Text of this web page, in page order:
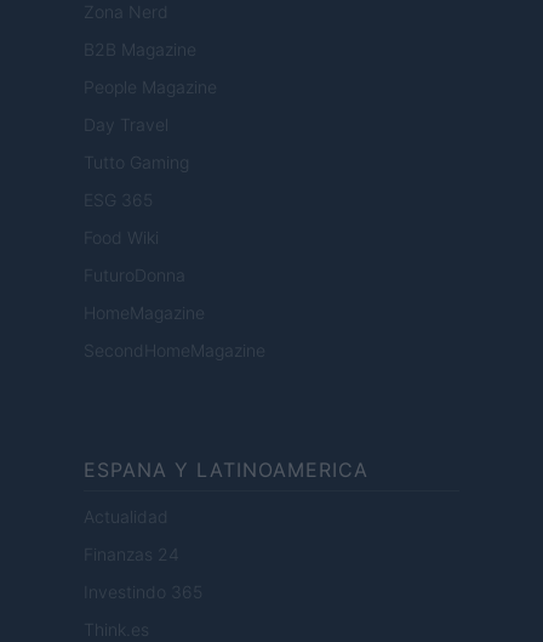
Zona Nerd
B2B Magazine
People Magazine
Day Travel
Tutto Gaming
ESG 365
Food Wiki
FuturoDonna
HomeMagazine
SecondHomeMagazine
ESPANA Y LATINOAMERICA
Actualidad
Finanzas 24
Investindo 365
Think.es